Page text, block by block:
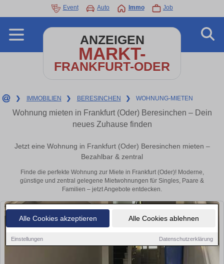
Alle Cookies akzeptieren Alle Cookies ablehnen
Einstellungen Datenschutzerklärung
Event Auto Immo Job
ANZEIGEN
MARKT-
FRANKFURT-ODER
❯ IMMOBILIEN ❯ BERESINCHEN ❯ WOHNUNG-MIETEN
Wohnung mieten in Frankfurt (Oder) Beresinchen – Dein
neues Zuhause finden
Jetzt eine Wohnung in Frankfurt (Oder) Beresinchen mieten –
Bezahlbar & zentral
Finde die perfekte Wohnung zur Miete in Frankfurt (Oder)! Moderne,
günstige und zentral gelegene Mietwohnungen für Singles, Paare &
Familien – jetzt Angebote entdecken.